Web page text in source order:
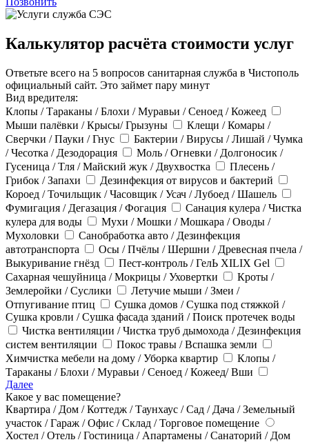
Калькулятор расчёта стоимости услуг
Ответьте всего на 5 вопросов санитарная служба в Чистополь
официальный сайт. Это займет пару минут
Вид вредителя:
Клопы / Тараканы / Блохи / Муравьи / Сеноед / Кожеед
Мыши палёвки / Крысы/ Грызуны
Клещи / Комары /
Сверчки / Пауки / Гнус
Бактерии / Вирусы / Лишай / Чумка
/ Чесотка / Дезодорация
Моль / Огневки / Долгоносик /
Гусеница / Тля / Майский жук / Двухвостка
Плесень /
Грибок / Запахи
Дезинфекция от вирусов и бактерий
Короед / Точильщик / Часовщик / Усач / Лубоед / Шашель
Фумигация / Дегазация / Фогация
Санация кулера / Чистка
кулера для воды
Мухи / Мошки / Мошкара / Оводы /
Мухоловки
Санобработка авто / Дезинфекция
автотранспорта
Осы / Пчёлы / Шершни / Древесная пчела /
Выкуривание гнёзд
Пест-контроль / ГелЬ XILIX Gel
Сахарная чешуйница / Мокрицы / Уховертки
Кроты /
Землеройки / Суслики
Летучие мыши / Змеи /
Отпугивание птиц
Сушка домов / Сушка под стяжкой /
Сушка кровли / Сушка фасада зданий / Поиск протечек воды
Чистка вентиляции / Чистка труб дымохода / Дезинфекция
систем вентиляции
Покос травы / Вспашка земли
Химчистка мебели на дому / Уборка квартир
Клопы /
Тараканы / Блохи / Муравьи / Сеноед / Кожеед/ Вши
Далее
Какое у вас помещение?
Квартира / Дом / Коттедж / Таунхаус / Сад / Дача / Земельный
участок / Гараж / Офис / Склад / Торговое помещение
Хостел / Отель / Гостиница / Апартамены / Санаторий / Дом